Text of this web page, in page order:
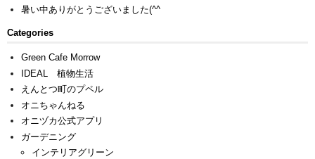
暑い中ありがとうございました(^^ゞ
Categories
Green Cafe Morrow
IDEAL 植物生活
えんとつ町のプペル
オニちゃんねる
オニヅカ公式アプリ
ガーデニング
インテリアグリーン